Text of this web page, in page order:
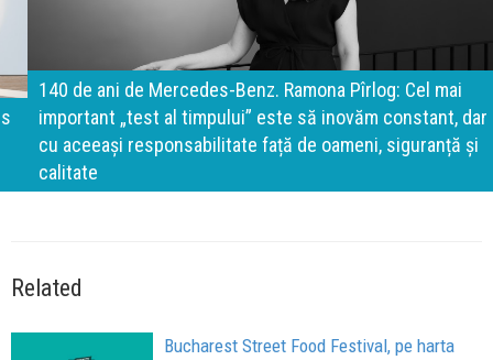
140 de ani de Mercedes-Benz. Ramona Pîrlog: Cel mai
important „test al timpului” este să inovăm constant, dar
cu aceeași responsabilitate față de oameni, siguranță și
calitate
Related
Bucharest Street Food Festival, pe harta